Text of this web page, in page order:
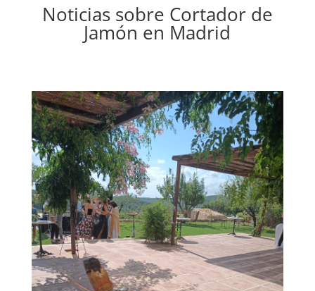
Noticias sobre Cortador de
Jamón en Madrid